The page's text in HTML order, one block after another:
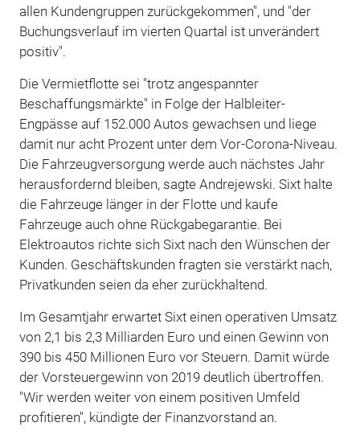
allen Kundengruppen zurückgekommen", und "der
Buchungsverlauf im vierten Quartal ist unverändert
positiv".
Die Vermietflotte sei "trotz angespannter
Beschaffungsmärkte" in Folge der Halbleiter-
Engpässe auf 152.000 Autos gewachsen und liege
damit nur acht Prozent unter dem Vor-Corona-Niveau.
Die Fahrzeugversorgung werde auch nächstes Jahr
herausfordernd bleiben, sagte Andrejewski. Sixt halte
die Fahrzeuge länger in der Flotte und kaufe
Fahrzeuge auch ohne Rückgabegarantie. Bei
Elektroautos richte sich Sixt nach den Wünschen der
Kunden. Geschäftskunden fragten sie verstärkt nach,
Privatkunden seien da eher zurückhaltend.
Im Gesamtjahr erwartet Sixt einen operativen Umsatz
von 2,1 bis 2,3 Milliarden Euro und einen Gewinn von
390 bis 450 Millionen Euro vor Steuern. Damit würde
der Vorsteuergewinn von 2019 deutlich übertroffen.
"Wir werden weiter von einem positiven Umfeld
profitieren", kündigte der Finanzvorstand an.